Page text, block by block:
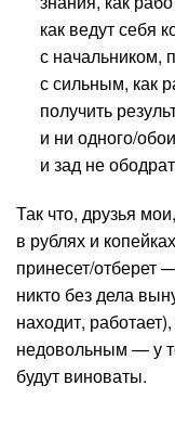
как ведут себя
с начальником,
с сильным, как
получить
и ни одного/
и зад не
Так что, друзья
в рублях и
принесет/
никто без дела
находит,
недовольным — у
будут виноваты.